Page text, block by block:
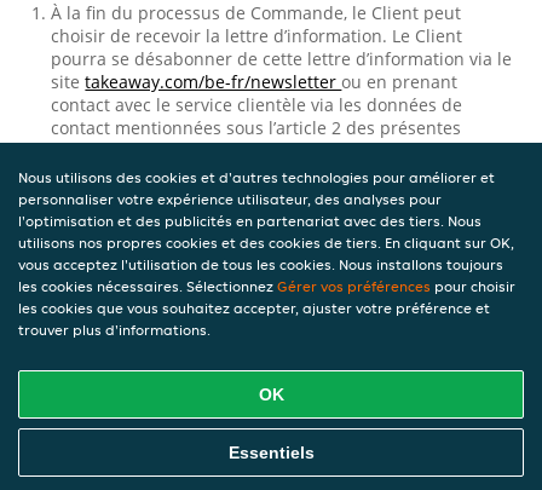
À la fin du processus de Commande, le Client peut
choisir de recevoir la lettre d’information. Le Client
pourra se désabonner de cette lettre d’information via le
sitetakeaway.com/be-fr/newsletterou en prenant
contact avec le service clientèle via les données de
contact mentionnées sous l’article 2 des présentes
Conditions générales Clients sous ‘contact’.
11. Consultation et correction des
données personnelles stockées
Takeaway.com traitera les données personnelles
relatives au Client. Ce processus de traitement de
données personnelles est régi parCharte vie privée.
Nous utilisons des cookies et d'autres technologies pour améliorer et
personnaliser votre expérience utilisateur, des analyses pour
l'optimisation et des publicités en partenariat avec des tiers. Nous
utilisons nos propres cookies et des cookies de tiers. En cliquant sur OK,
vous acceptez l'utilisation de tous les cookies. Nous installons toujours
les cookies nécessaires. Sélectionnez Gérer vos préférences pour choisir
les cookies que vous souhaitez accepter, ajuster votre préférence et
trouver plus d'informations.
OK
Essentiels